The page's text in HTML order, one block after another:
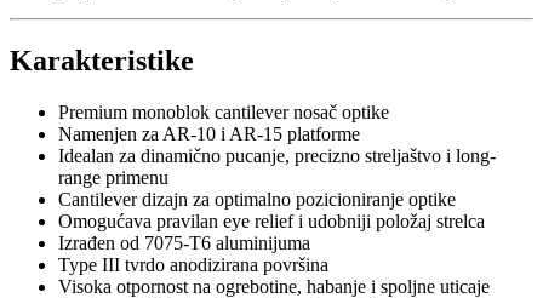
Karakteristike
Premium monoblok cantilever nosač optike
Namenjen za AR-10 i AR-15 platforme
Idealan za dinamično pucanje, precizno streljaštvo i long-
range primenu
Cantilever dizajn za optimalno pozicioniranje optike
Omogućava pravilan eye relief i udobniji položaj strelca
Izrađen od 7075-T6 aluminijuma
Type III tvrdo anodizirana površina
Visoka otpornost na ogrebotine, habanje i spoljne uticaje